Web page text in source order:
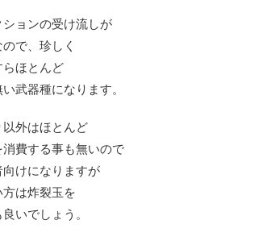
ョンの受け流しが
で、珍しく
ほとんど
武器種になります。
外はほとんど
費する事も無いので
けになりますが
は炸裂玉を
いでしょう。